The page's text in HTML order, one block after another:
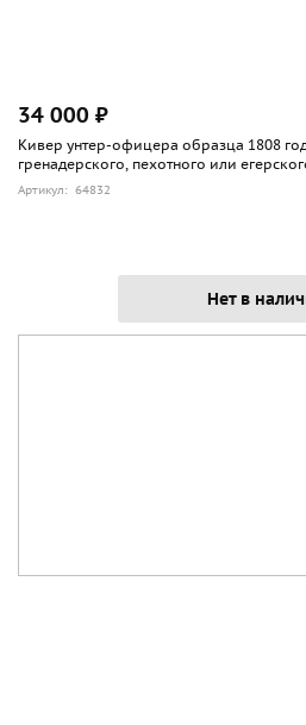
34 000 ₽
Кивер унтер-офицера образца 1808
гренадерского, пехотного или
Артикул: 64832
Нет в